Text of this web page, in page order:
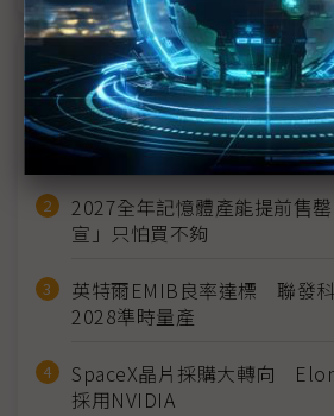
近７天熱門報導
MLCC訂單過熱、出貨比創
建熱潮將趨緩
2027全年記憶體產能提前售
宣」只怕買不夠
英特爾EMIB良率達標 聯發
2028準時量產
SpaceX晶片採購大轉向
採用NVIDIA